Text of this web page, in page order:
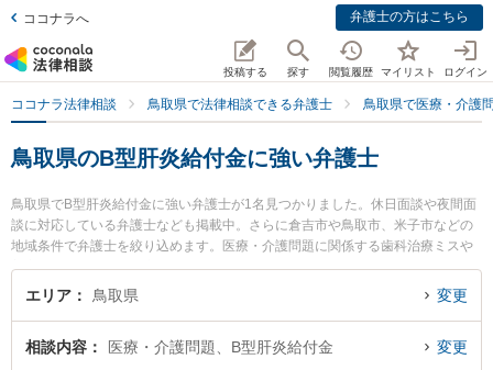
ココナラへ 弁護士の方はこちら
投稿する 探す 閲覧履歴 マイリスト ログイン
ココナラ法律相談 鳥取県で法律相談できる弁護士 鳥取県で医療・介護
鳥取県のB型肝炎給付金に強い弁護士
鳥取県でB型肝炎給付金に強い弁護士が1名見つかりました。休日面談や夜間面
談に対応している弁護士なども掲載中。さらに倉吉市や鳥取市、米子市などの
地域条件で弁護士を絞り込めます。医療・介護問題に関係する歯科治療ミスや
美容整形のトラブル、産婦人科の訴訟等の細かな分野での絞り込み検索もでき
便利です。特に住法律事務所の住 真介弁護士のプロフィール情報や弁護士費
決の実績豊富な近くの弁護士を検索したい』『初回相談無料でB型肝炎給付金を
エリア 鳥取県 変更
相談内容 医療・介護問題、B型肝炎給付金 変更